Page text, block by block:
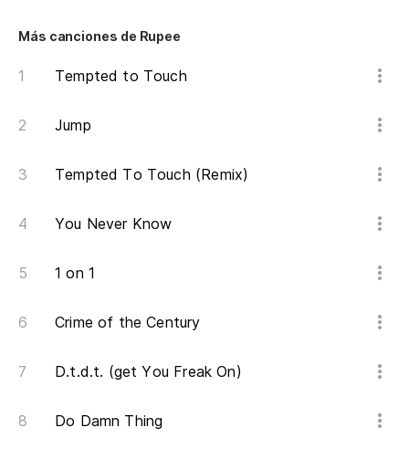
Más canciones de Rupee
Tempted to Touch
Jump
Tempted To Touch (Remix)
You Never Know
1 on 1
Crime of the Century
D.t.d.t. (get You Freak On)
Do Damn Thing